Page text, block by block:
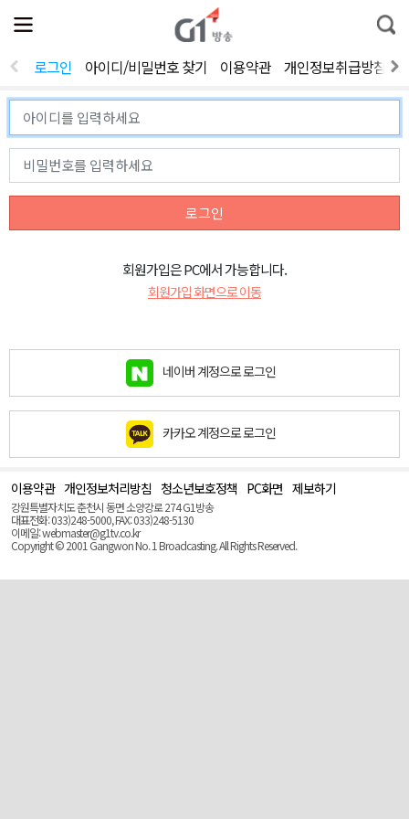
전
체
뉴
열
통
합
색
로그인 아이디/비밀번호 찾기 이용약관 개인정보취급방침
로그인
회원가입은 PC에서 가능합니다.
회원가입 화면으로 이동
네이버 계정으로 로그인
카카오 계정으로 로그인
이용약관 개인정보처리방침 청소년보호정책 PC화면 제보하기
강원특별자치도 춘천시 동면 소양강로 274 G1방송
대표전화: 033)248-5000, FAX: 033)248-5130
이메일: webmaster@g1tv.co.kr
Copyright © 2001 Gangwon No. 1 Broadcasting. All Rights Reserved.